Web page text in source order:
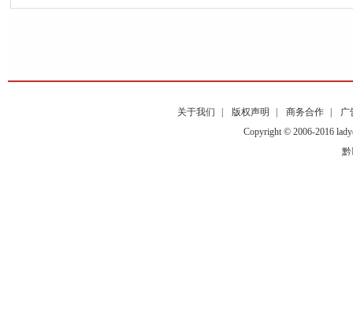
关于我们 版权声明 商务合作
广
Copyright © 2006-2016
黔